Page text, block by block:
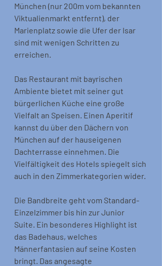
München (nur 200m vom bekannten
Viktualienmarkt entfernt), der
Marienplatz sowie die Ufer der Isar
sind mit wenigen Schritten zu
erreichen.
Das Restaurant mit bayrischen
Ambiente bietet mit seiner gut
bürgerlichen Küche eine große
Vielfalt an Speisen. Einen Aperitif
kannst du über den Dächern von
München auf der hauseigenen
Dachterrasse einnehmen. Die
Vielfältigkeit des Hotels spiegelt sich
auch in den Zimmerkategorien wider.
Die Bandbreite geht vom Standard-
Einzelzimmer bis hin zur Junior
Suite. Ein besonderes Highlight ist
das Badehaus, welches
Männerfantasien auf seine Kosten
bringt. Das angesagte